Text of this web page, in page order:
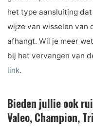
het type aansluiting
wijze van wisselen van
afhangt. Wil je meer
bij het vervangen van
link.
Bieden jullie ook
Valeo, Champion,